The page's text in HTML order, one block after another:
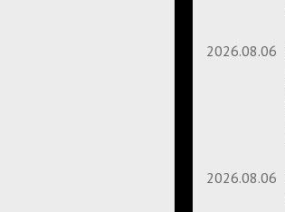
2026.08.06
2026.08.06